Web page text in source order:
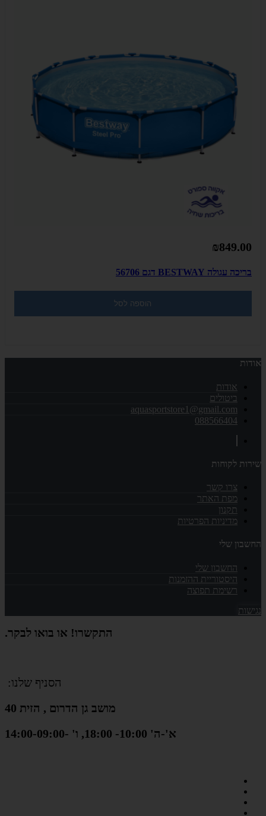
₪849.00
בריכה עגולה BESTWAY דגם 56706
הוספה לסל
אודות
אודות
ביטולים
aquasportstore1@gmail.com
088566404
שירות לקוחות
צרו קשר
מפת האתר
תקנון
מדיניות הפרטיות
החשבון שלי
החשבון שלי
היסטוריית ההזמנות
רשימת תפוצה
נגישות
התקשרו! או בואו לבקר.
הסניף שלנו:
מושב גן הדרום , הזית 40
א'-ה' 10:00- 18:00, ו' -14:00-09:00